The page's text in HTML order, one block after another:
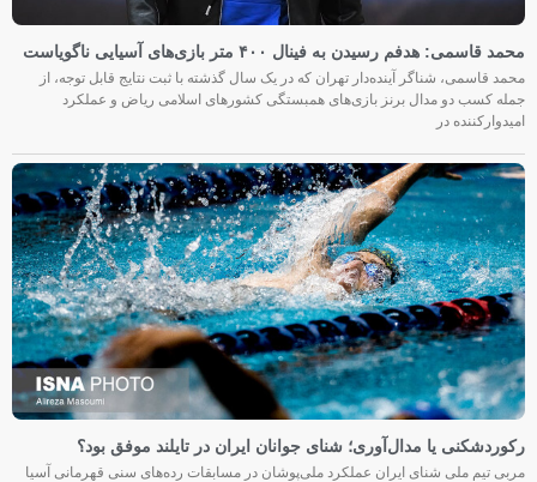
محمد قاسمی: هدفم رسیدن به فینال ۴۰۰ متر بازی‌های آسیایی ناگویاست
محمد قاسمی، شناگر آینده‌دار تهران که در یک سال گذشته با ثبت نتایج قابل توجه، از
جمله کسب دو مدال برنز بازی‌های همبستگی کشورهای اسلامی ریاض و عملکرد
امیدوارکننده در
رکوردشکنی یا مدال‌آوری؛ شنای جوانان ایران در تایلند موفق بود؟
مربی تیم ملی شنای ایران عملکرد ملی‌پوشان در مسابقات رده‌های سنی قهرمانی آسیا